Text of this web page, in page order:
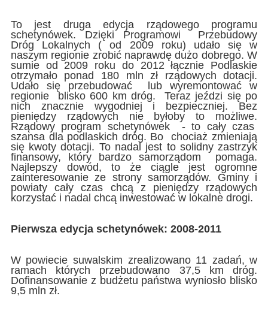
To jest druga edycja rządowego programu
schetynówek. Dzięki Programowi Przebudowy
Dróg Lokalnych ( od 2009 roku) udało się w
naszym regionie zrobić naprawdę dużo dobrego. W
sumie od 2009 roku do 2012 łącznie Podlaskie
otrzymało ponad 180 mln zł rządowych dotacji.
Udało się przebudować lub wyremontować w
regionie blisko 600 km dróg. Teraz jeździ się po
nich znacznie wygodniej i bezpieczniej. Bez
pieniędzy rządowych nie byłoby to możliwe.
Rządowy program schetynówek - to cały czas
szansa dla podlaskich dróg. Bo chociaż zmieniają
się kwoty dotacji. To nadal jest to solidny zastrzyk
finansowy, który bardzo samorządom pomaga.
Najlepszy dowód, to że ciągle jest ogromne
zainteresowanie ze strony samorządów. Gminy i
powiaty cały czas chcą z pieniędzy rządowych
korzystać i nadal chcą inwestować w lokalne drogi.
Pierwsza edycja schetynówek: 2008-2011
W powiecie suwalskim zrealizowano 11 zadań, w
ramach których przebudowano 37,5 km dróg.
Dofinansowanie z budżetu państwa wyniosło blisko
9,5 mln zł.